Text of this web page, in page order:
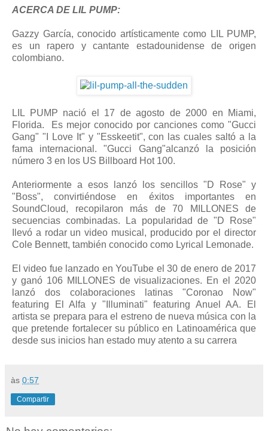
ACERCA DE LIL PUMP:
Gazzy García, conocido artísticamente como LIL PUMP,
es un rapero y cantante estadounidense de origen
colombiano.
LIL PUMP nació el 17 de agosto de 2000 en Miami,
Florida. Es mejor conocido por canciones como "Gucci
Gang" "I Love It" y "Esskeetit", con las cuales saltó a la
fama internacional. "Gucci Gang"alcanzó la posición
número 3 en los US Billboard Hot 100.
Anteriormente a esos lanzó los sencillos "D Rose" y
"Boss", convirtiéndose en éxitos importantes en
SoundCloud, recopilaron más de 70 MILLONES de
secuencias combinadas. La popularidad de "D Rose"
Ilevó a rodar un video musical, producido por el director
Cole Bennett, también conocido como Lyrical Lemonade.
El video fue lanzado en YouTube el 30 de enero de 2017
y ganó 106 MILLONES de visualizaciones. En el 2020
lanzó dos colaboraciones latinas "Coronao Now"
featuring El Alfa y "Illuminati" featuring Anuel AA. El
artista se prepara para el estreno de nueva música con la
que pretende fortalecer su público en Latinoamérica que
desde sus inicios han estado muy atento a su carrera
às 0:57
Compartir